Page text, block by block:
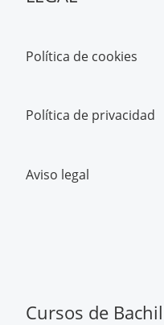
Política de cookies
Política de privacidad
Aviso legal
Cursos de